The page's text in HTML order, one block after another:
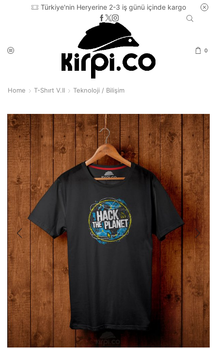
Türkiye'nin Heryerine 2-3 iş günü içinde kargo
0
Home T-Shırt V.II Teknoloji / Bilişim